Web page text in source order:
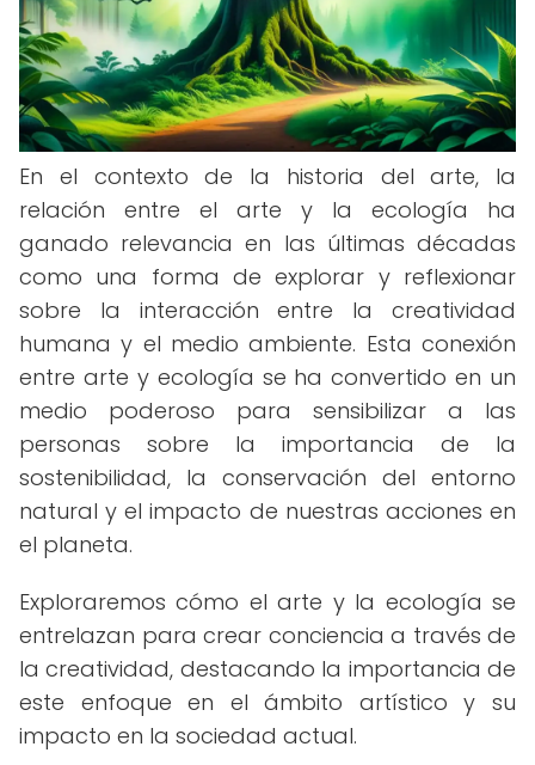
En el contexto de la historia del arte, la
relación entre el arte y la ecología ha
ganado relevancia en las últimas décadas
como una forma de explorar y reflexionar
sobre la interacción entre la creatividad
humana y el medio ambiente. Esta conexión
entre arte y ecología se ha convertido en un
medio poderoso para sensibilizar a las
personas sobre la importancia de la
sostenibilidad, la conservación del entorno
natural y el impacto de nuestras acciones en
el planeta.
Exploraremos cómo el arte y la ecología se
entrelazan para crear conciencia a través de
la creatividad, destacando la importancia de
este enfoque en el ámbito artístico y su
impacto en la sociedad actual.